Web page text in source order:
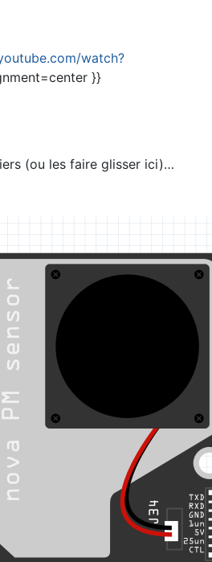
watch?
}}
(ou les faire glisser ici)…